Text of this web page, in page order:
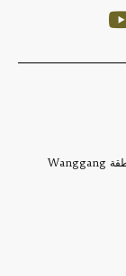
غرفة 305 ، مبنى 2 ، Huihetiandi ، رقم 26 ، منطقة Wanggang